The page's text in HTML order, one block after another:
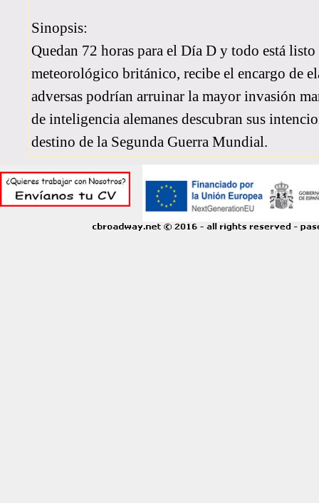
Sinopsis:
Quedan 72 horas para el Día D y todo está
meteorológico británico, recibe el encargo de
adversas podrían arruinar la mayor invasión
de inteligencia alemanes descubran sus
destino de la Segunda Guerra Mundial.